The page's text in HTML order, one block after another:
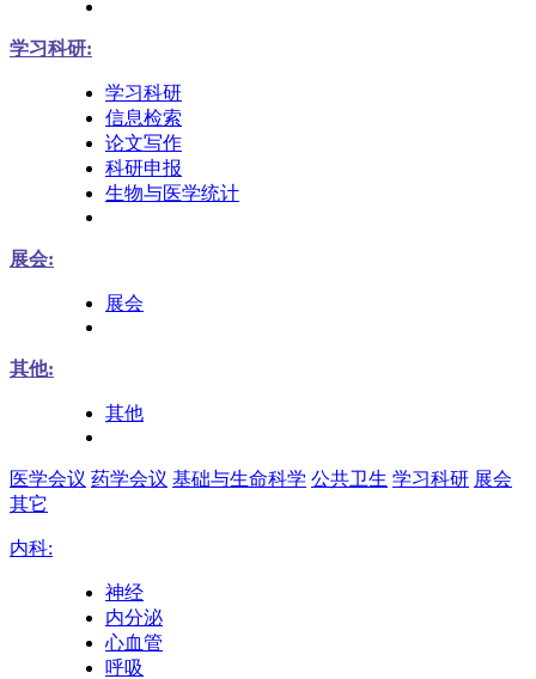
学习科研:
学习科研
信息检索
论文写作
科研申报
生物与医学统计
展会:
展会
其他:
其他
医学会议 药学会议 基础与生命科学 公共卫生 学习科研 展会
其它
内科:
神经
内分泌
心血管
呼吸